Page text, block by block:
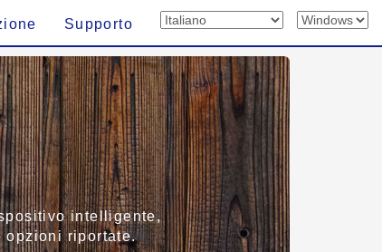
Supporto
intelligente,
opzioni riportate.